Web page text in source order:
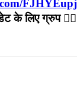
के लिए ग्रुप